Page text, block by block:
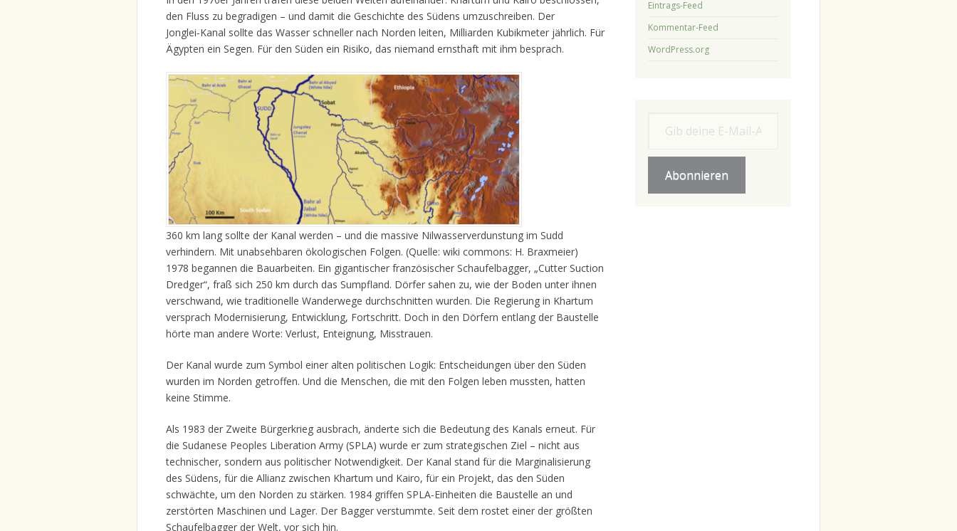
den Fluss zu begradigen – und damit die Geschichte des Südens umzuschreiben. Der
Jonglei‑Kanal sollte das Wasser schneller nach Norden leiten, Milliarden Kubikmeter jährlich. Für
Ägypten ein Segen. Für den Süden ein Risiko, das niemand ernsthaft mit ihm besprach.
360 km lang sollte der Kanal werden – und die massive Nilwasserverdunstung im Sudd
verhindern. Mit unabsehbaren ökologischen Folgen. (Quelle: wiki commons: H. Braxmeier)
1978 begannen die Bauarbeiten. Ein gigantischer französischer Schaufelbagger, „Cutter Suction
Dredger“, fraß sich 250 km durch das Sumpfland. Dörfer sahen zu, wie der Boden unter ihnen
verschwand, wie traditionelle Wanderwege durchschnitten wurden. Die Regierung in Khartum
versprach Modernisierung, Entwicklung, Fortschritt. Doch in den Dörfern entlang der Baustelle
hörte man andere Worte: Verlust, Enteignung, Misstrauen.
Der Kanal wurde zum Symbol einer alten politischen Logik: Entscheidungen über den Süden
wurden im Norden getroffen. Und die Menschen, die mit den Folgen leben mussten, hatten
keine Stimme.
Als 1983 der Zweite Bürgerkrieg ausbrach, änderte sich die Bedeutung des Kanals erneut. Für
die Sudanese Peoples Liberation Army (SPLA) wurde er zum strategischen Ziel – nicht aus
technischer, sondern aus politischer Notwendigkeit. Der Kanal stand für die Marginalisierung
des Südens, für die Allianz zwischen Khartum und Kairo, für ein Projekt, das den Süden
schwächte, um den Norden zu stärken. 1984 griffen SPLA‑Einheiten die Baustelle an und
zerstörten Maschinen und Lager. Der Bagger verstummte. Seit dem rostet einer der größten
Schaufelbagger der Welt, vor sich hin.
Eintrags-Feed
Kommentar-Feed
WordPress.org
Abonnieren